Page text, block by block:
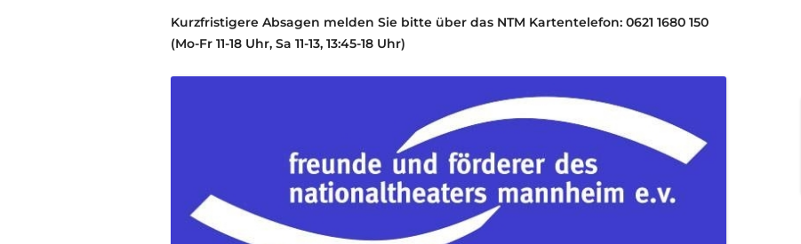
Kurzfristigere Absagen melden Sie bitte über das NTM Kartentelefon: 0621 1680 150
(Mo-Fr 11-18 Uhr, Sa 11-13, 13:45-18 Uhr)